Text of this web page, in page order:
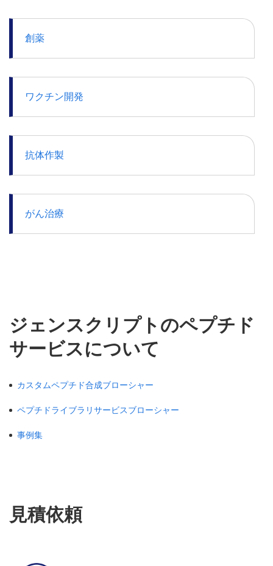
創薬
ワクチン開発
抗体作製
がん治療
ジェンスクリプトのペプチド
サービスについて
カスタムペプチド合成ブローシャー
ペプチドライブラリサービスブローシャー
事例集
見積依頼